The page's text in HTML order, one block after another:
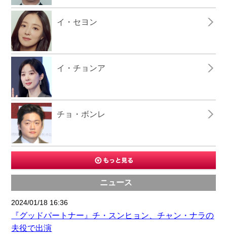
イ・セヨン
イ・チョンア
チョ・ボンレ
ニュース
2024/01/18 16:36
『グッドパートナー』チ・スンヒョン、チャン・ナラの
夫役で出演